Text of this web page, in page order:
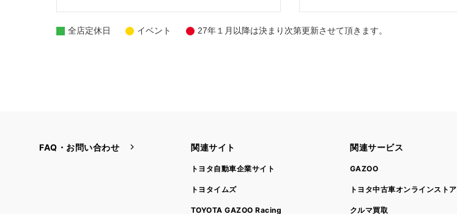
全店定休日 イベント 27年１月以降は決まり次第更新させて頂きます。
FAQ・お問い合わせ 関連サイト
トヨタ自動車企業サイト
トヨタイムズ
TOYOTA GAZOO Racing
関連サービス
GAZOO
トヨタ中古車オンラインストア
クルマ買取